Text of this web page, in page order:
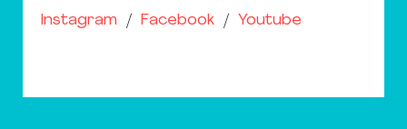
Instagram / Facebook / Youtube